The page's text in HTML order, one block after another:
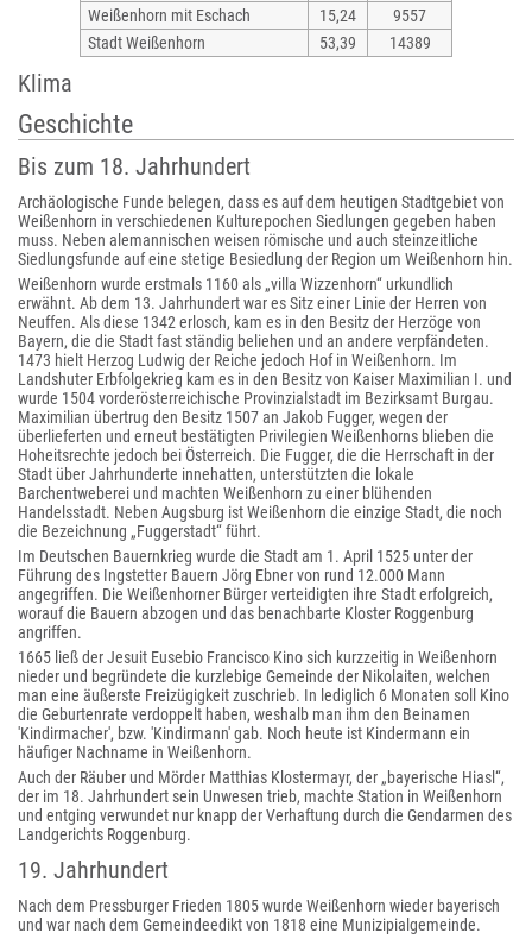
Weißenhorn mit Eschach 15,24
9557
Stadt Weißenhorn
53,39 14389
Klima
Geschichte
Bis zum 18. Jahrhundert
Archäologische Funde belegen, dass es auf dem heutigen Stadtgebiet von
Weißenhorn in verschiedenen Kulturepochen Siedlungen gegeben haben
muss. Neben alemannischen weisen römische und auch steinzeitliche
Siedlungsfunde auf eine stetige Besiedlung der Region um Weißenhorn hin.
Weißenhorn wurde erstmals 1160 als „villa Wizzenhorn“ urkundlich
erwähnt. Ab dem 13. Jahrhundert war es Sitz einer Linie der Herren von
Neuffen. Als diese 1342 erlosch, kam es in den Besitz der Herzöge von
Bayern, die die Stadt fast ständig beliehen und an andere verpfändeten.
1473 hielt Herzog Ludwig der Reiche jedoch Hof in Weißenhorn. Im
Landshuter Erbfolgekrieg kam es in den Besitz von Kaiser Maximilian I. und
wurde 1504 vorderösterreichische Provinzialstadt im Bezirksamt Burgau.
Maximilian übertrug den Besitz 1507 an Jakob Fugger, wegen der
überlieferten und erneut bestätigten Privilegien Weißenhorns blieben die
Hoheitsrechte jedoch bei Österreich. Die Fugger, die die Herrschaft in der
Stadt über Jahrhunderte innehatten, unterstützten die lokale
Barchentweberei und machten Weißenhorn zu einer blühenden
Handelsstadt. Neben Augsburg ist Weißenhorn die einzige Stadt, die noch
die Bezeichnung „Fuggerstadt“ führt.
Im Deutschen Bauernkrieg wurde die Stadt am 1. April 1525 unter der
Führung des Ingstetter Bauern Jörg Ebner von rund 12.000 Mann
angegriffen. Die Weißenhorner Bürger verteidigten ihre Stadt erfolgreich,
worauf die Bauern abzogen und das benachbarte Kloster Roggenburg
angriffen.
1665 ließ der Jesuit Eusebio Francisco Kino sich kurzzeitig in Weißenhorn
nieder und begründete die kurzlebige Gemeinde der Nikolaiten, welchen
man eine äußerste Freizügigkeit zuschrieb. In lediglich 6 Monaten soll Kino
die Geburtenrate verdoppelt haben, weshalb man ihm den Beinamen
'Kindirmacher', bzw. 'Kindirmann' gab. Noch heute ist Kindermann ein
häufiger Nachname in Weißenhorn.
Auch der Räuber und Mörder Matthias Klostermayr, der „bayerische Hiasl“,
der im 18. Jahrhundert sein Unwesen trieb, machte Station in Weißenhorn
und entging verwundet nur knapp der Verhaftung durch die Gendarmen des
Landgerichts Roggenburg.
19. Jahrhundert
Nach dem Pressburger Frieden 1805 wurde Weißenhorn wieder bayerisch
und war nach dem Gemeindeedikt von 1818 eine Munizipialgemeinde.